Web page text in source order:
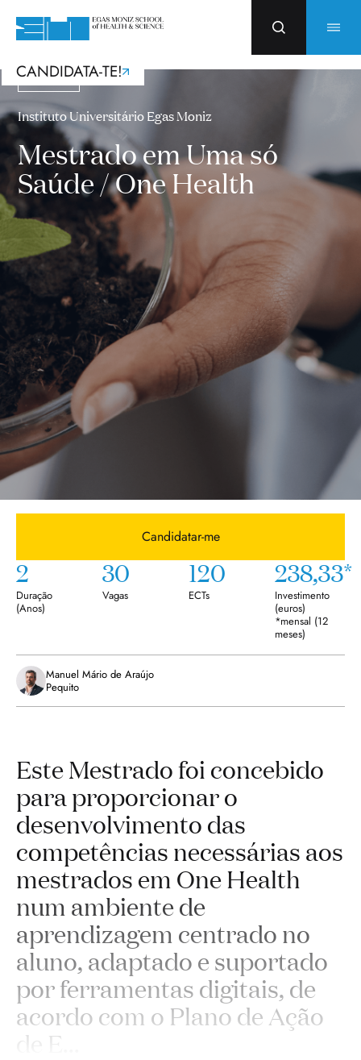
CANDIDATA-TE!
Mestrados
Instituto Universitário Egas Moniz
Mestrado em Uma só
Saúde / One Health
2
Duração
(Anos)
30
Vagas
120
ECTs
238,33*
Investimento
(euros)
*mensal (12
meses)
Candidatar-me
Manuel Mário de Araújo
Pequito
Este Mestrado foi concebido
para proporcionar o
desenvolvimento das
competências necessárias aos
mestrados em One Health
num ambiente de
aprendizagem centrado no
aluno, adaptado e suportado
por ferramentas digitais, de
acordo com o Plano de Ação
de E